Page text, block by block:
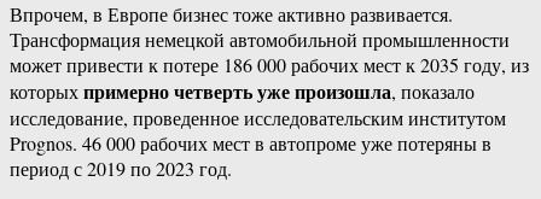
Впрочем, в Европе бизнес тоже активно развивается.
Трансформация немецкой автомобильной промышленности
может привести к потере 186 000 рабочих мест к 2035 году, из
которыхпримерно четверть уже произошла, показало
исследование, проведенное исследовательским институтом
Prognos. 46 000 рабочих мест в автопроме уже потеряны в
период с 2019 по 2023 год.